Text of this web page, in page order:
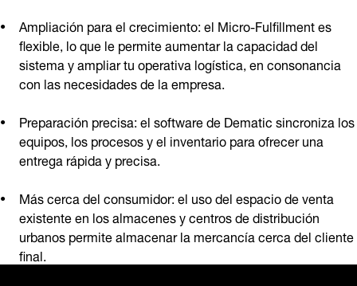
Ampliación para el crecimiento: el Micro-Fulfillment es
flexible, lo que le permite aumentar la capacidad del
sistema y ampliar tu operativa logística, en consonancia
con las necesidades de la empresa.
Preparación precisa: el software de Dematic sincroniza los
equipos, los procesos y el inventario para ofrecer una
entrega rápida y precisa.
Más cerca del consumidor: el uso del espacio de venta
existente en los almacenes y centros de distribución
urbanos permite almacenar la mercancía cerca del cliente
final.